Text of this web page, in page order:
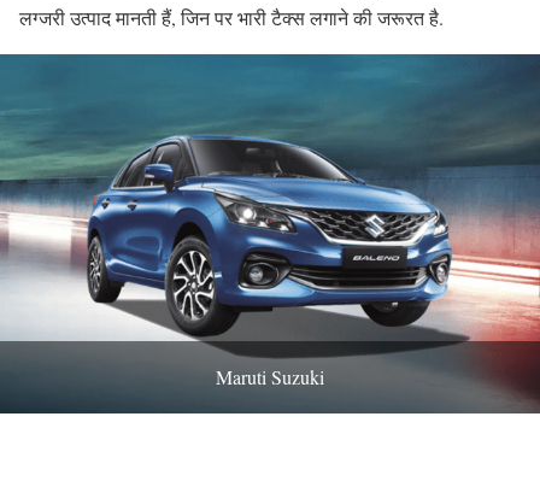
लग्जरी उत्पाद मानती हैं, जिन पर भारी टैक्स लगाने की जरूरत है.
Maruti Suzuki